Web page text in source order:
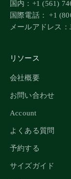
国内：+1 (561)
国際電話： +1
メールアドレス：
リソース
会社概要
お問い合わせ
Account
よくある質問
予約する
サイズガイド